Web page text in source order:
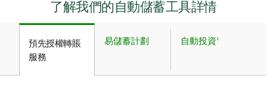
了解我們的自動儲蓄工具詳情
預先授權轉賬
服務
易儲蓄計劃 自動投資¹